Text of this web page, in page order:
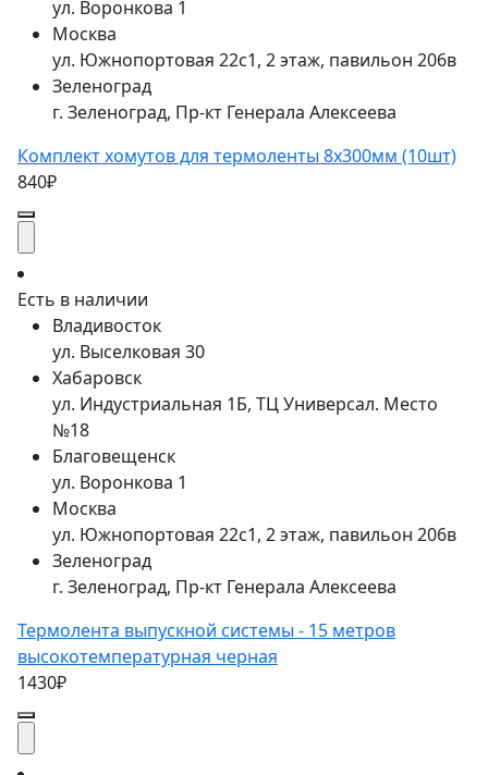
ул. Воронкова 1
Москва
ул. Южнопортовая 22с1, 2 этаж, павильон 206в
Зеленоград
г. Зеленоград, Пр-кт Генерала Алексеева
Комплект хомутов для термоленты 8х300мм (10шт)
840₽
Есть в наличии
Владивосток
ул. Выселковая 30
Хабаровск
ул. Индустриальная 1Б, ТЦ Универсал. Место
№18
Благовещенск
ул. Воронкова 1
Москва
ул. Южнопортовая 22с1, 2 этаж, павильон 206в
Зеленоград
г. Зеленоград, Пр-кт Генерала Алексеева
Термолента выпускной системы - 15 метров
высокотемпературная черная
1430₽